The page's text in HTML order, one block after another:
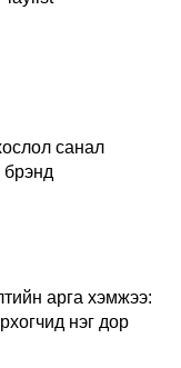
санал
брэнд
арга хэмжээ:
нэг дор